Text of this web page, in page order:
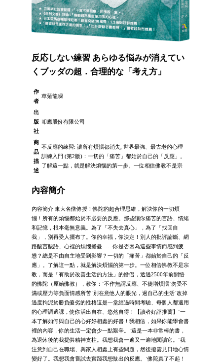
反応しない練習 あらゆる悩みが消えてい
くブッダの超．合理的な「考え方」
作
者
草薙龍瞬
出
版
社
叩應股份有限公司
商
品
描
述
不反應的練習: 讓所有煩惱都消失, 世界最強、最古老的心理
訓練入門 (第2版)：一切的「痛苦」都始於自己的「反應」。
了解這一點，就是解決煩惱的第一步。一位相信佛教不是宗
內容簡介
內容簡介 東大名僧傳授！佛陀的超合理思維，解決你的一切煩
惱！所有的煩惱都始於不必要的反應。那些讓你痛苦的言語、情緒
和記憶，根本毫無意義。為了「不失去真心」，為了「找回自
我」，別再受人擺布了。你的幸福，你決定！別人的批評論斷、網
路酸言酸語、心裡的煩惱擔憂……你是否因為這些事情而感到疲
憊？總是不由自主地受到影響？一切的「痛苦」都始於自己的「反
應」。了解這一點，就是解決煩惱的第一步。一位相信佛教不是宗
教，而是「有助於改善生活的方法」的僧侶，透過2500年前開悟
的佛陀（原始佛教），教你：˙不作無謂反應、不徒增煩惱˙勿受不
滿或壓力等負面情感所苦˙別在意他人的眼光，過自己的生活˙改掉
過度拘泥於勝負優劣的性格這是一堂經過時間考驗、每個人都適用
的心理調適課，使你活出自在、悠然自得！【讀者好評推薦】˙一
本了解如何與自己的心好好相處的好書！我相信，如果你能學會書
裡的內容，你的生活一定會少一點艱辛。˙這是一本非常棒的書，
為退休後的我提供精神支柱。我想我會一遍又一遍地閱讀它。˙我
注意到自己在職場、與家人相處上有些問題，然後撥雲見日地心情
變好了。我想我會嘗試去實踐我想做出的反應。˙佛陀真了不起！